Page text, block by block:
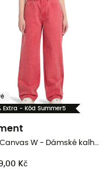
Extra - Kód Summer5
365 Canvas W - Dámské kalhoty
Kč